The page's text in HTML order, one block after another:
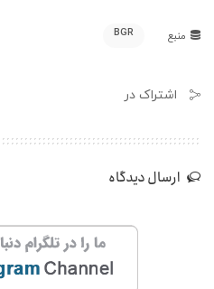
منبع BGR
اشتراک در
ارسال دیدگاه